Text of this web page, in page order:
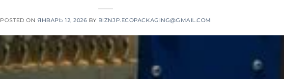
POSTED ONЯНВАРЬ 12, 2026 BY BIZNJP.ECOPACKAGING@GMAIL.COM